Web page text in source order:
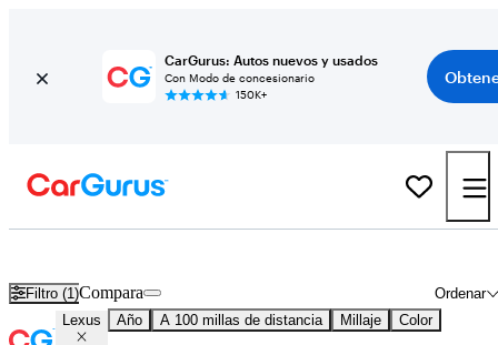
CarGurus: Autos nuevos y usados
Con Modo de concesionario
150K+
Filtro (1) Ordenar
Compara
Lexus Año A 100 millas de distancia Millaje Color